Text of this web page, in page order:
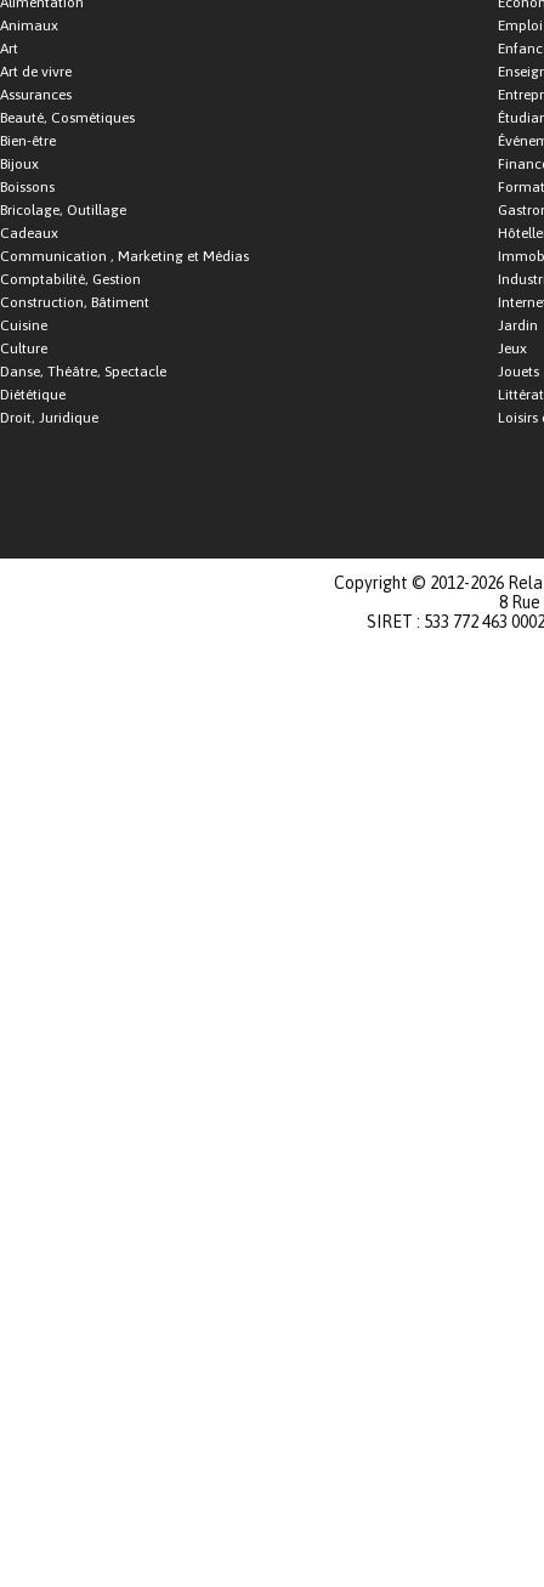
Animaux
Art
Art de vivre
Assurances
Beauté, Cosmétiques
Bien-être
Bijoux
Boissons
Bricolage, Outillage
Cadeaux
Communication , Marketing et Médias
Comptabilité, Gestion
Construction, Bâtiment
Cuisine
Culture
Danse, Théâtre, Spectacle
Diététique
Droit, Juridique
Emploi
Jardin
Jeux
Jouets
Loisirs
Copyright © 2012-2026
8
SIRET : 533 772 463